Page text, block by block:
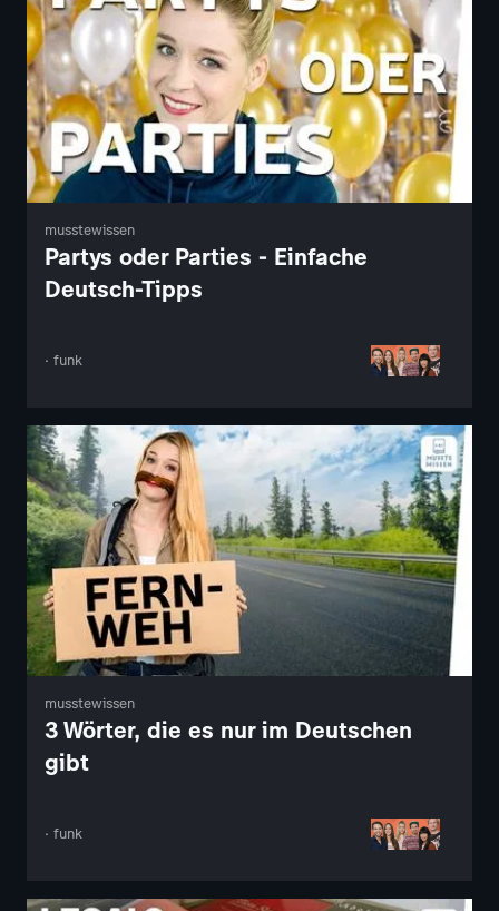
musstewissen
Partys oder Parties - Einfache
Deutsch-Tipps
· funk
musstewissen
3 Wörter, die es nur im Deutschen
gibt
· funk